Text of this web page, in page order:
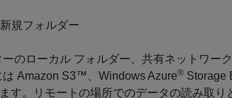
規フォルダー
のローカル フォルダー、共有ネットワー
Amazon S3™、Windows Azure® Storage
す。リモートの場所でのデータの読み取り